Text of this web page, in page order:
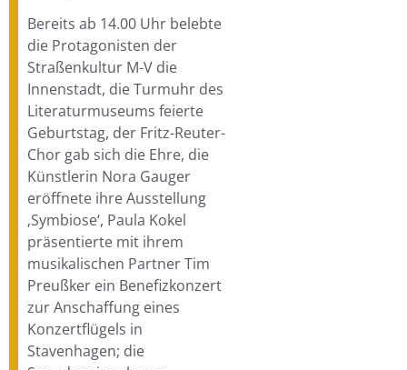
Bereits ab 14.00 Uhr belebte
die Protagonisten der
Straßenkultur M-V die
Innenstadt, die Turmuhr des
Literaturmuseums feierte
Geburtstag, der Fritz-Reuter-
Chor gab sich die Ehre, die
Künstlerin Nora Gauger
eröffnete ihre Ausstellung
‚Symbiose‘, Paula Kokel
präsentierte mit ihrem
musikalischen Partner Tim
Preußker ein Benefizkonzert
zur Anschaffung eines
Konzertflügels in
Stavenhagen; die